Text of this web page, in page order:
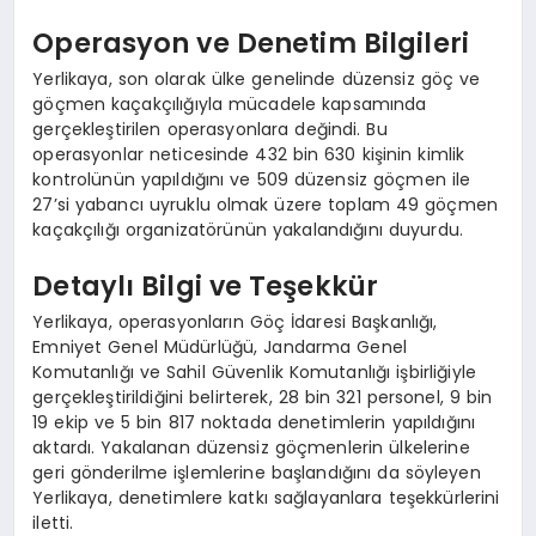
Operasyon ve Denetim Bilgileri
Yerlikaya, son olarak ülke genelinde düzensiz göç ve
göçmen kaçakçılığıyla mücadele kapsamında
gerçekleştirilen operasyonlara değindi. Bu
operasyonlar neticesinde 432 bin 630 kişinin kimlik
kontrolünün yapıldığını ve 509 düzensiz göçmen ile
27’si yabancı uyruklu olmak üzere toplam 49 göçmen
kaçakçılığı organizatörünün yakalandığını duyurdu.
Detaylı Bilgi ve Teşekkür
Yerlikaya, operasyonların Göç İdaresi Başkanlığı,
Emniyet Genel Müdürlüğü, Jandarma Genel
Komutanlığı ve Sahil Güvenlik Komutanlığı işbirliğiyle
gerçekleştirildiğini belirterek, 28 bin 321 personel, 9 bin
19 ekip ve 5 bin 817 noktada denetimlerin yapıldığını
aktardı. Yakalanan düzensiz göçmenlerin ülkelerine
geri gönderilme işlemlerine başlandığını da söyleyen
Yerlikaya, denetimlere katkı sağlayanlara teşekkürlerini
iletti.